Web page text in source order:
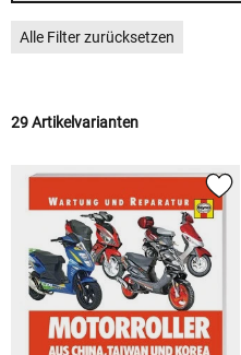
Alle Filter zurücksetzen
29 Artikelvarianten